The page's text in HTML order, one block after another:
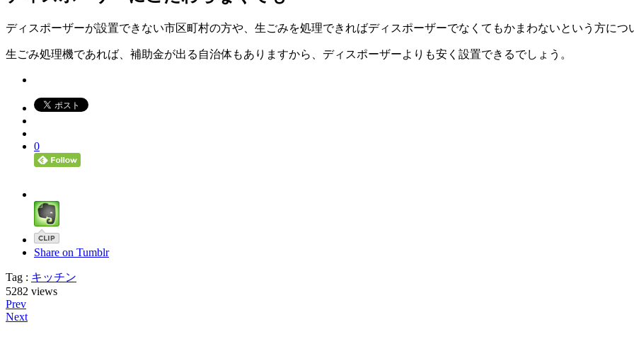
ディスポーザーが設置できない市区町村の方や、生ごみを処理できればディスポーザーでなくてもかまわないという方につ
生ごみ処理機であれば、補助金が出る自治体もありますから、ディスポーザーよりも安く設置できるでしょう。
0
Share on Tumblr
Tag : キッチン
5282 views
Prev
Next